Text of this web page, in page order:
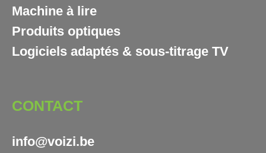
Machine à lire
Produits optiques
Logiciels adaptés & sous-titrage TV
CONTACT
info@voizi.be